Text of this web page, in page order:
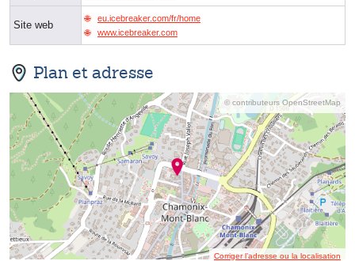
Site web
eu.icebreaker.com/fr/home
www.icebreaker.com
Plan et adresse
© contributeurs OpenStreetMap
Corriger l’adresse ou la localisation